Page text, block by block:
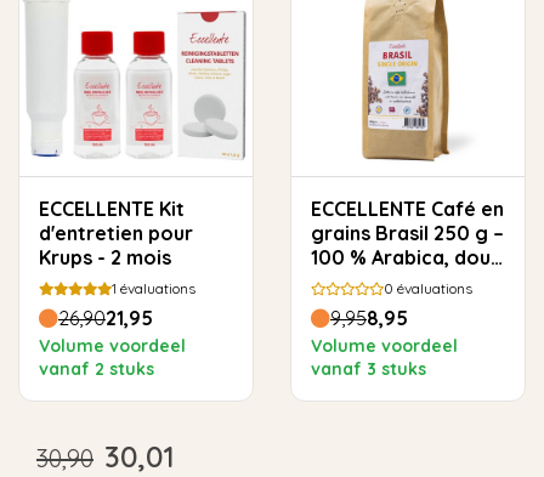
ECCELLENTE Kit
d'entretien pour
Krups - 2 mois
1 évaluations
26,9021,95
Volume voordeel
vanaf 2 stuks
ECCELLENTE Café en
grains Brasil 250 g –
100 % Arabica, doux
et rond 0 évaluations
9,958,95
Volume voordeel
vanaf 3 stuks
30,90 30,01